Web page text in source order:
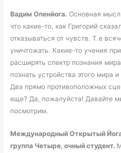
Вадим Опенйога. Основная
что какие-то, как Григорий
отказываться от чувств. Т.е
уничтожать. Какие-то учения
расширять спектр познания
познать устройства этого мира
Два прямо противоположных
еще? Да, пожалуйста! Давайте
посмотрим.
Международный Открытый
группа Четыре, очный студент.